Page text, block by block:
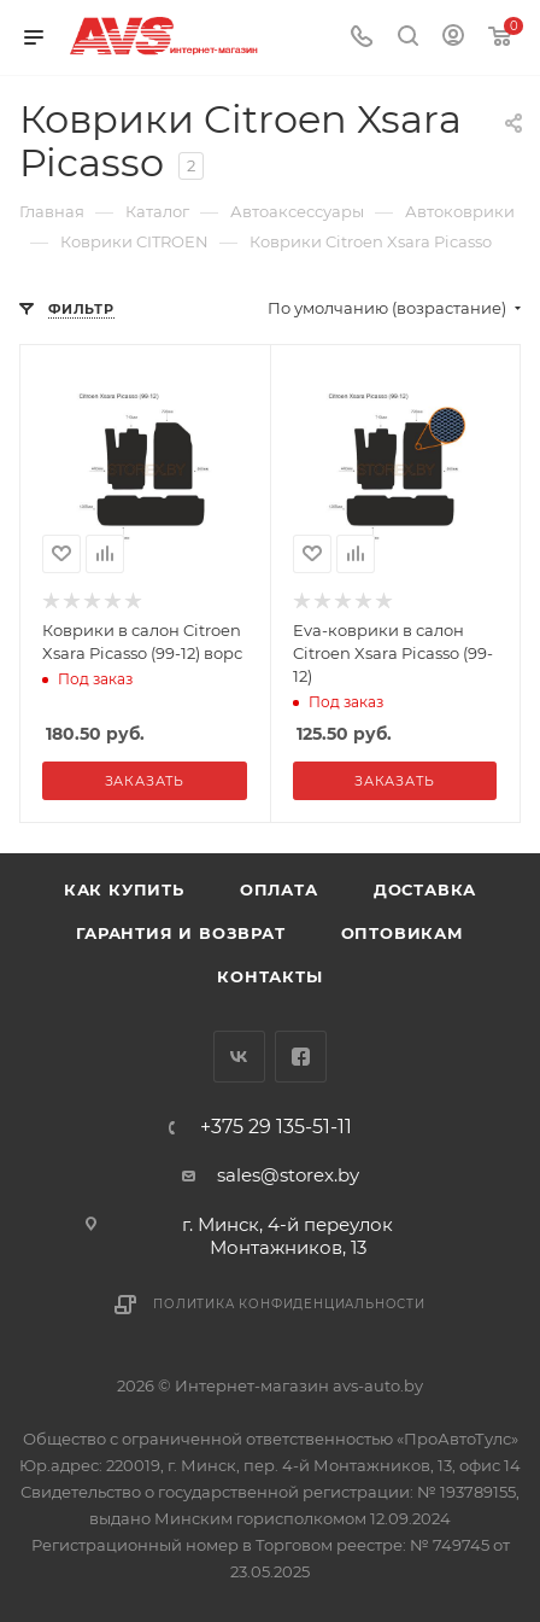
0
Коврики Citroen Xsara
Picasso
2
Главная — Каталог — Автоаксессуары — Автоковрики
— Коврики CITROEN — Коврики Citroen Xsara Picasso
ФИЛЬТР По умолчанию (возрастание)
Коврики в салон Citroen
Xsara Picasso (99-12) ворс
Под заказ
180.50 руб.
ЗАКАЗАТЬ
Eva-коврики в салон
Citroen Xsara Picasso (99-
12)
Под заказ
125.50 руб.
ЗАКАЗАТЬ
КАК КУПИТЬ ОПЛАТА ДОСТАВКА
ГАРАНТИЯ И ВОЗВРАТ ОПТОВИКАМ
КОНТАКТЫ
+375 29 135-51-11
sales@storex.by
г. Минск, 4-й переулок
Монтажников, 13
ПОЛИТИКА КОНФИДЕНЦИАЛЬНОСТИ
2026 © Интернет-магазин avs-auto.by
Общество с ограниченной ответственностью «ПроАвтоТулс»
Юр.адрес: 220019, г. Минск, пер. 4-й Монтажников, 13, офис 14
Свидетельство о государственной регистрации: № 193789155,
выдано Минским горисполкомом 12.09.2024
Регистрационный номер в Торговом реестре: № 749745 от
23.05.2025